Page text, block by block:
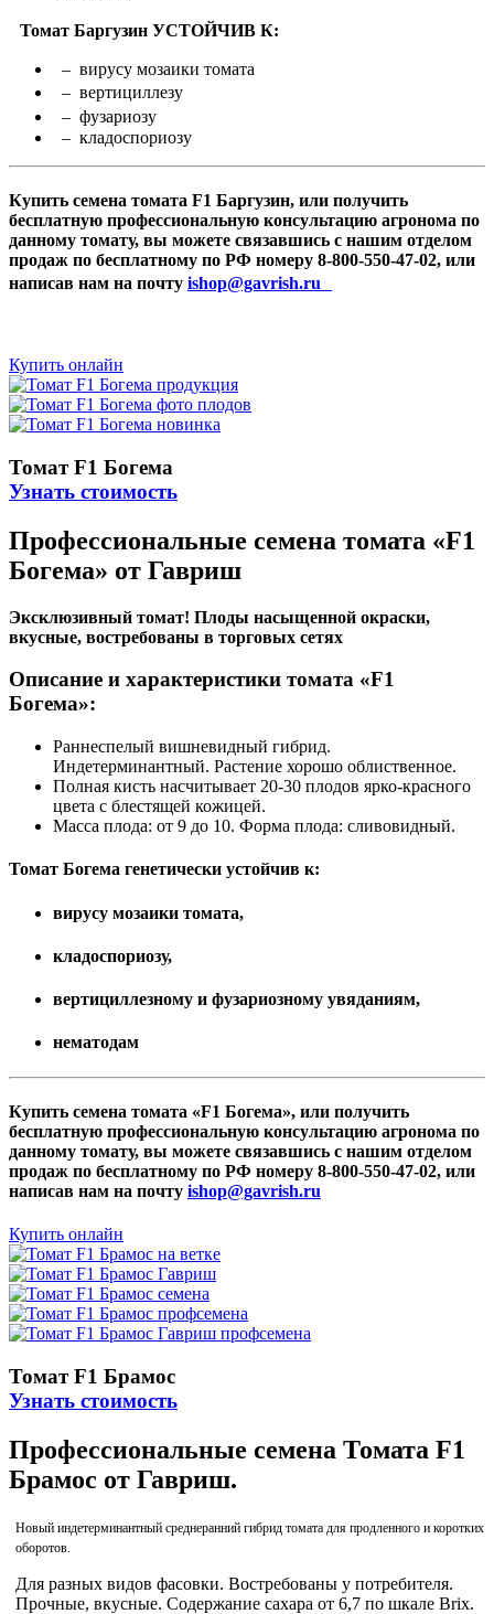
Томат Баргузин УСТОЙЧИВ К:
– вирусу мозаики томата
– вертициллезу
– фузариозу
– кладоспориозу
Купить семена томата F1 Баргузин, или получить
бесплатную профессиональную консультацию агронома по
данному томату, вы можете связавшись с нашим отделом
продаж по бесплатному по РФ номеру 8-800-550-47-02, или
написав нам на почту ishop@gavrish.ru
Купить онлайн
Томат F1 Богема
Узнать стоимость
Профессиональные семена томата «F1
Богема» от Гавриш
Эксклюзивный томат! Плоды насыщенной окраски,
вкусные, востребованы в торговых сетях
Описание и характеристики томата «F1
Богема»:
Раннеспелый вишневидный гибрид.
Индетерминантный. Растение хорошо облиственное.
Полная кисть насчитывает 20-30 плодов ярко-красного
цвета с блестящей кожицей.
Масса плода: от 9 до 10. Форма плода: сливовидный.
Томат Богема генетически устойчив к:
вирусу мозаики томата,
кладоспориозу,
вертициллезному и фузариозному увяданиям,
нематодам
Купить семена томата «F1 Богема», или получить
бесплатную профессиональную консультацию агронома по
данному томату, вы можете связавшись с нашим отделом
продаж по бесплатному по РФ номеру 8-800-550-47-02, или
написав нам на почту ishop@gavrish.ru
Купить онлайн
Томат F1 Брамос
Узнать стоимость
Профессиональные семена Томата F1
Брамос от Гавриш.
Новый индетерминантный среднеранний гибрид томата для продленного и коротких
оборотов.
Для разных видов фасовки. Востребованы у потребителя.
Прочные, вкусные. Содержание сахара от 6,7 по шкале Brix.